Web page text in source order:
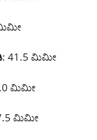
: 41.5 ಮಿಮೀ
ಮಿಮೀ
ಮಿಮೀ